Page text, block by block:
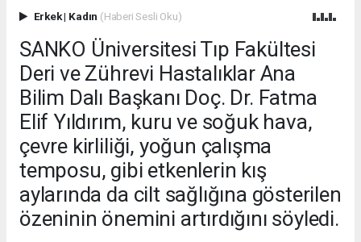
Erkek| Kadın (Haberi Sesli Oku)
SANKO Üniversitesi Tıp Fakültesi
Deri ve Zührevi Hastalıklar Ana
Bilim Dalı Başkanı Doç. Dr. Fatma
Elif Yıldırım, kuru ve soğuk hava,
çevre kirliliği, yoğun çalışma
temposu, gibi etkenlerin kış
aylarında da cilt sağlığına gösterilen
özeninin önemini artırdığını söyledi.